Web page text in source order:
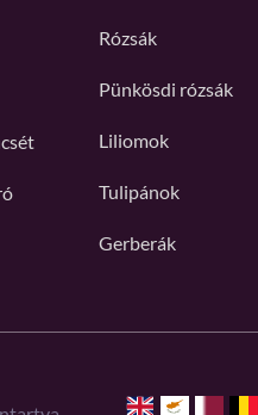
Rózsák
Pünkösdi rózsák
Liliomok
Tulipánok
Gerberák